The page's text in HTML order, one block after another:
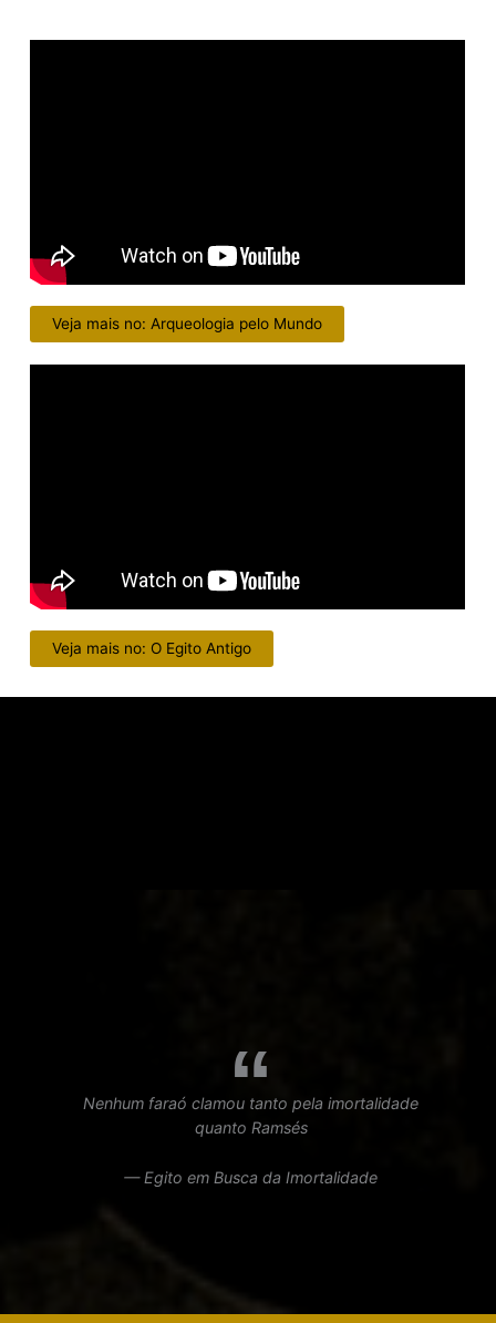
Veja mais no: Arqueologia pelo Mundo
Veja mais no: O Egito Antigo
Nenhum faraó clamou tanto pela imortalidade
quanto Ramsés
— Egito em Busca da Imortalidade